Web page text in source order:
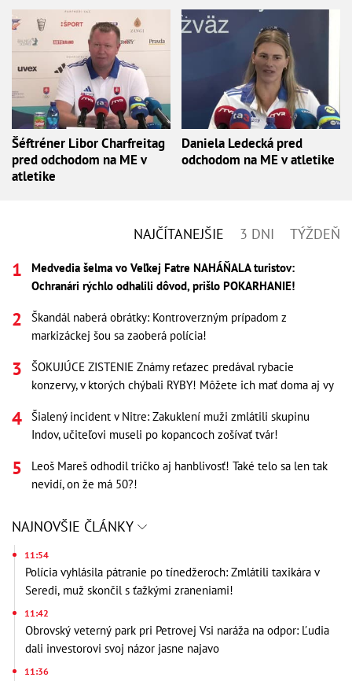
Šéftréner Libor Charfreitag
pred odchodom na ME v
atletike
Daniela Ledecká pred
odchodom na ME v atletike
NAJČÍTANEJŠIE 3 DNI TÝŽDEŇ
Medvedia šelma vo Veľkej Fatre NAHÁŇALA turistov:
Ochranári rýchlo odhalili dôvod, prišlo POKARHANIE!
Škandál naberá obrátky: Kontroverzným prípadom z
markizáckej šou sa zaoberá polícia!
ŠOKUJÚCE ZISTENIE Známy reťazec predával rybacie
konzervy, v ktorých chýbali RYBY! Môžete ich mať doma aj vy
Šialený incident v Nitre: Zakuklení muži zmlátili skupinu
Indov, učiteľovi museli po kopancoch zošívať tvár!
Leoš Mareš odhodil tričko aj hanblivosť! Také telo sa len tak
nevidí, on že má 50?!
NAJNOVŠIE ČLÁNKY
11:54
Polícia vyhlásila pátranie po tínedžeroch: Zmlátili taxikára v
Seredi, muž skončil s ťažkými zraneniami!
11:42
Obrovský veterný park pri Petrovej Vsi naráža na odpor: Ľudia
dali investorovi svoj názor jasne najavo
11:36